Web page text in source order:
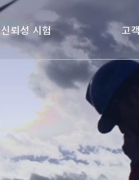
신뢰성 시험 고
신뢰성 시험 고